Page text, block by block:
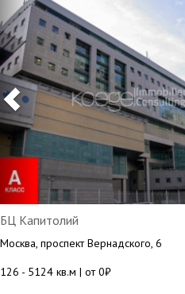
БЦ Капитолий
Москва, проспект Вернадского, 6
126 - 5124 кв.м | от 0₽